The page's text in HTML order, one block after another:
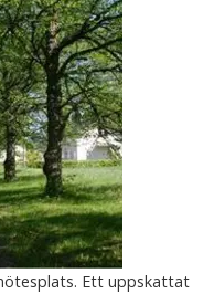
Ett uppskattat